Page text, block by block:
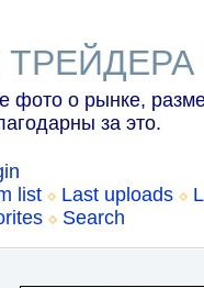
фото о рынке,
за это.
list Last uploads
Search